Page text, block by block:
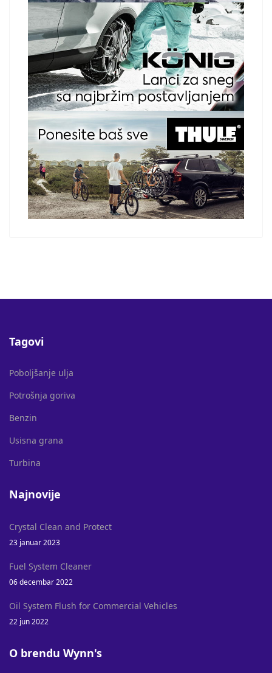
Tagovi
Poboljšanje ulja
Potrošnja goriva
Benzin
Usisna grana
Turbina
Najnovije
Crystal Clean and Protect
23 januar 2023
Fuel System Cleaner
06 decembar 2022
Oil System Flush for Commercial Vehicles
22 jun 2022
O brendu Wynn's